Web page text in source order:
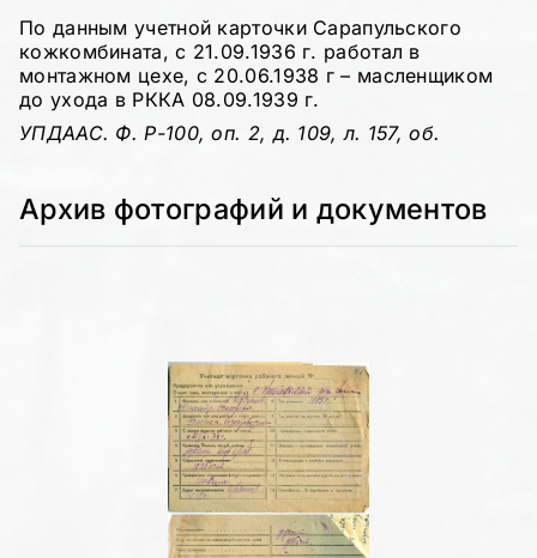
По данным учетной карточки Сарапульского
кожкомбината, с 21.09.1936 г. работал в
монтажном цехе, с 20.06.1938 г – масленщиком
до ухода в РККА 08.09.1939 г.
УПДААС. Ф. Р-100, оп. 2, д. 109, л. 157, об.
Архив фотографий и документов